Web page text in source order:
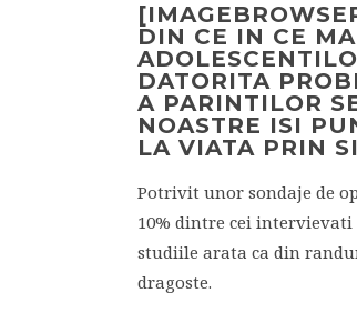
DIN CE IN CE
DATORITA
A PARINTILOR
NOASTRE ISI
LA VIATA PRIN
Potrivit unor sondaje de
10% dintre cei
studiile arata ca din
dragoste.